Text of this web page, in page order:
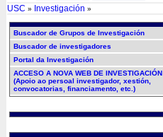
USC » Investigación »
Buscador de Grupos de Investigación
Buscador de investigadores
Portal da Investigación
ACCESO A NOVA WEB DE INVESTIGACIÓN
(Apoio ao persoal investigador, xestión,
convocatorias, financiamento, etc.)